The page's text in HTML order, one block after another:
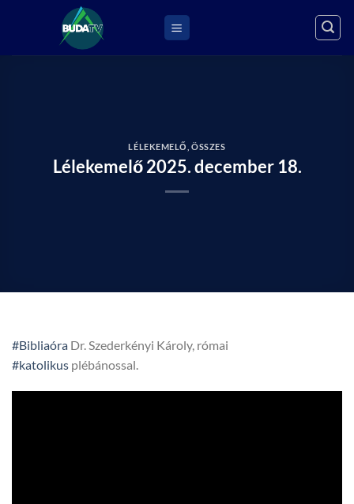
LÉLEKEMELŐ ,ÖSSZES
Lélekemelő 2025. december 18.
#Bibliaóra Dr. Szederkényi Károly, római
#katolikus plébánossal.